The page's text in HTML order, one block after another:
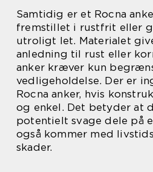
Samtidig er et Rocna
fremstillet i rustfrit eller
utroligt let. Materialet
anledning til rust eller
anker kræver kun
vedligeholdelse. Der er
Rocna anker, hvis
og enkel. Det betyder at
potentielt svage dele på
også kommer med
skader.